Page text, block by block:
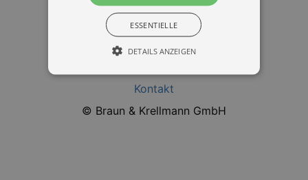
Datenschutz
Kontakt
© Braun & Krellmann GmbH
ESSENTIELLE
DETAILS ANZEIGEN